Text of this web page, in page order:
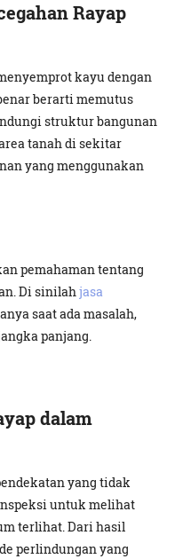
Rayap
kayu dengan
berarti memutus
struktur bangunan
tanah di sekitar
yang menggunakan
pemahaman tentang
Di sinilahjasa
saat ada masalah,
panjang.
dalam
yang tidak
untuk melihat
terlihat. Dari hasil
perlindungan yang